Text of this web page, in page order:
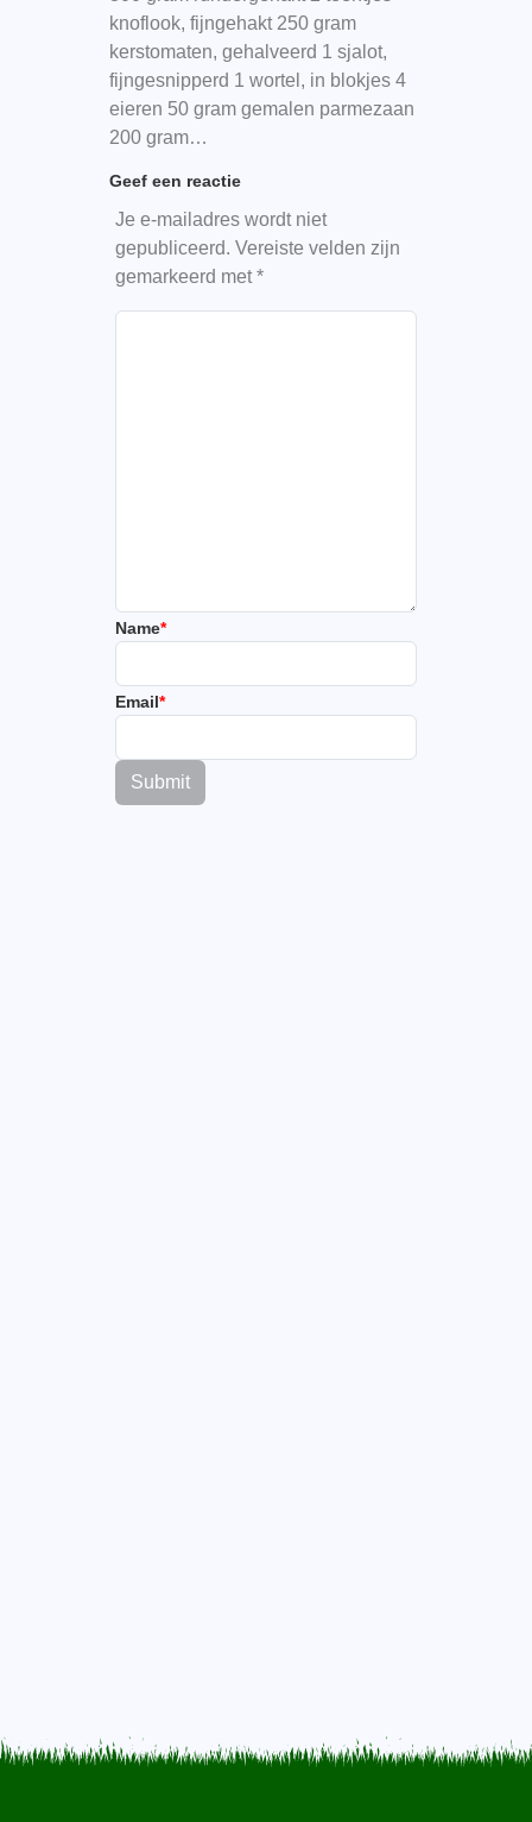
knoflook, fijngehakt 250 gram
kerstomaten, gehalveerd 1 sjalot,
fijngesnipperd 1 wortel, in blokjes 4
eieren 50 gram gemalen parmezaan
200 gram…
Geef een reactie
Je e-mailadres wordt niet
gepubliceerd. Vereiste velden zijn
gemarkeerd met*
Name*
Email*